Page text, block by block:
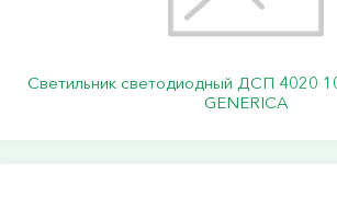
Светильник светодиодный ДСП 4020
GENERICA